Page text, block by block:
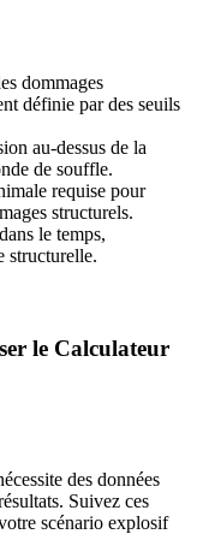
dommages
définie par des seuils
au-dessus de la
de souffle.
requise pour
structurels.
le temps,
structurelle.
le Calculateur
des données
Suivez ces
scénario explosif